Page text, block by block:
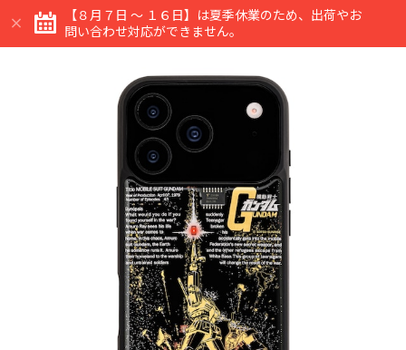
【８月７日 ～ １６日】は夏季休業のため、出荷やお
問い合わせ対応ができません。